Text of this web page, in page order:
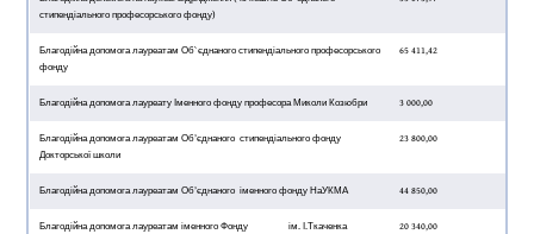
стипендіального професорського фонду)
Благодійна допомога лауреатам Об`єднаного стипендіального професорського
фонду
65 411,42
Благодійна допомога лауреату Іменного фонду професора Миколи Козюбри 3 000,00
Благодійна допомога лауреатам Об’єднаного стипендіального фонду
Докторської школи
23 800,00
Благодійна допомога лауреатам Об’єднаного іменного фонду НаУКМА 44 850,00
Благодійна допомога лауреатам іменного Фонду ім. І.Ткаченка 20 340,00